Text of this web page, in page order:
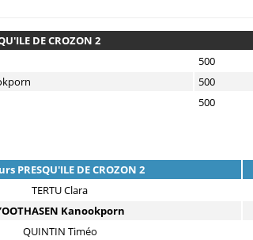
DE CROZON 2
500
500
500
PRESQU'ILE DE CROZON 2
TERTU Clara
Kanookporn
QUINTIN Timéo